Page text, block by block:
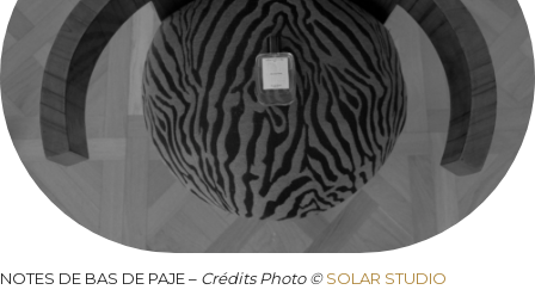
NOTES DE BAS DE PAJE – Crédits Photo © SOLAR STUDIO